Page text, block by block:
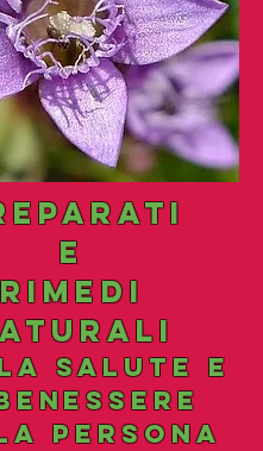
e
rimedi
salute e
persona